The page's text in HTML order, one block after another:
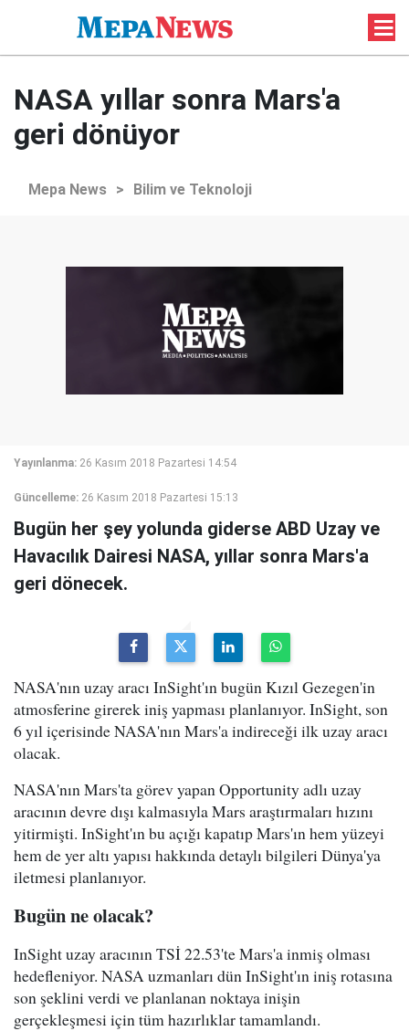
NASA yıllar sonra Mars'a
geri dönüyor
Mepa News > Bilim ve Teknoloji
Yayınlanma: 26 Kasım 2018 Pazartesi 14:54
Güncelleme: 26 Kasım 2018 Pazartesi 15:13
Bugün her şey yolunda giderse ABD Uzay ve
Havacılık Dairesi NASA, yıllar sonra Mars'a
geri dönecek.
NASA'nın uzay aracı InSight'ın bugün Kızıl Gezegen'in
atmosferine girerek iniş yapması planlanıyor. InSight, son
6 yıl içerisinde NASA'nın Mars'a indireceği ilk uzay aracı
olacak.
NASA'nın Mars'ta görev yapan Opportunity adlı uzay
aracının devre dışı kalmasıyla Mars araştırmaları hızını
yitirmişti. InSight'ın bu açığı kapatıp Mars'ın hem yüzeyi
hem de yer altı yapısı hakkında detaylı bilgileri Dünya'ya
iletmesi planlanıyor.
Bugün ne olacak?
InSight uzay aracının TSİ 22.53'te Mars'a inmiş olması
hedefleniyor. NASA uzmanları dün InSight'ın iniş rotasına
son şeklini verdi ve planlanan noktaya inişin
gerçekleşmesi için tüm hazırlıklar tamamlandı.